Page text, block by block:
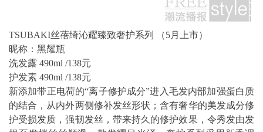
TSUBAKI丝蓓绮沁耀臻致奢护系列 （5月上市）
昵称：黑耀瓶
洗发露 490ml /138元
护发素 490ml /138元
新添加带正电荷的“离子修护成分”进入毛发内部加强蛋白质
的结合，从内外两侧修补发丝形状；含有奢华的美发成分修
护受损发质，强韧发丝，带来持久的修护效果，令秀发由发